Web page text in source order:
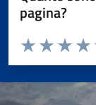
pagina?
Valuta da 1 a 5
Valuta
Valuta 2
Valuta 1 stelle